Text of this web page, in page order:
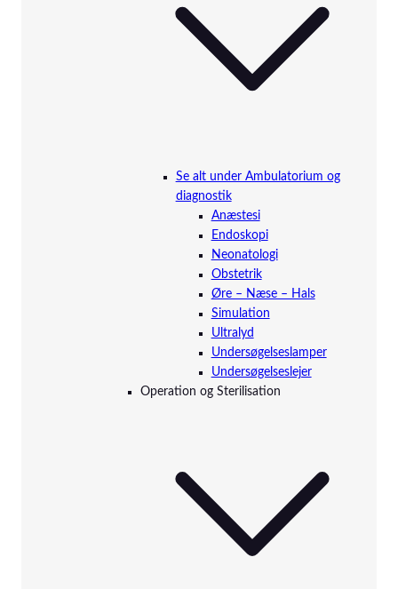
Se alt under Ambulatorium og
diagnostik
Anæstesi
Endoskopi
Neonatologi
Obstetrik
Øre – Næse – Hals
Simulation
Ultralyd
Undersøgelseslamper
Undersøgelseslejer
Operation og Sterilisation